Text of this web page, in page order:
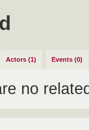
Actors (1) Events (0)
no